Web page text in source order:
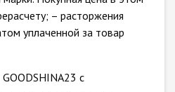
– расторжения
уплаченной за товар
с